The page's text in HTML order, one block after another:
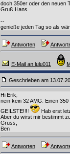
doch 350er oder den neuen
Gruß Hans
--
genieße jeden Tag so als
Antworten
E-Mail an lulu011
Geschrieben am
Hi Erik,
nein kein 32 AMG. Einen
GEILSTE!!!!
Hab erst
Aber du wirst mir bestimmt
Gruss,
Ben
Antworten